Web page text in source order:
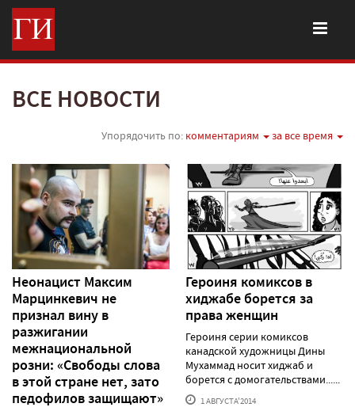
ВСЕ НОВОСТИ
Упорядочить по: комментариям за все время
Неонацист Максим
Марцинкевич не
признал вину в
разжигании
межнациональной
розни: «Свободы слова
в этой стране нет, зато
педофилов защищают»
Героиня комиксов в
хиджабе борется за
права женщин
Героиня серии комиксов
канадской художницы Дины
Мухаммад носит хиджаб и
борется с домогательствами......
1 АВГУСТА'2014